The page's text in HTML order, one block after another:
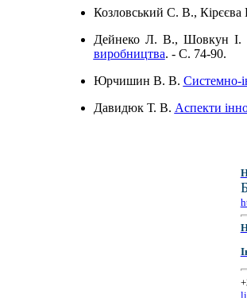
Козловський С. В.,
Дейнеко Л. В., Шовкун
виробництва. - C. 74-90.
Юрчишин В. В. Системно-
Давидюк Т. В. Аспекти